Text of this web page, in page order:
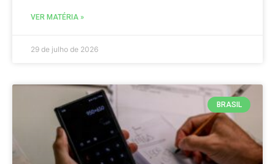
VER MATÉRIA »
29 de julho de 2026
BRASIL